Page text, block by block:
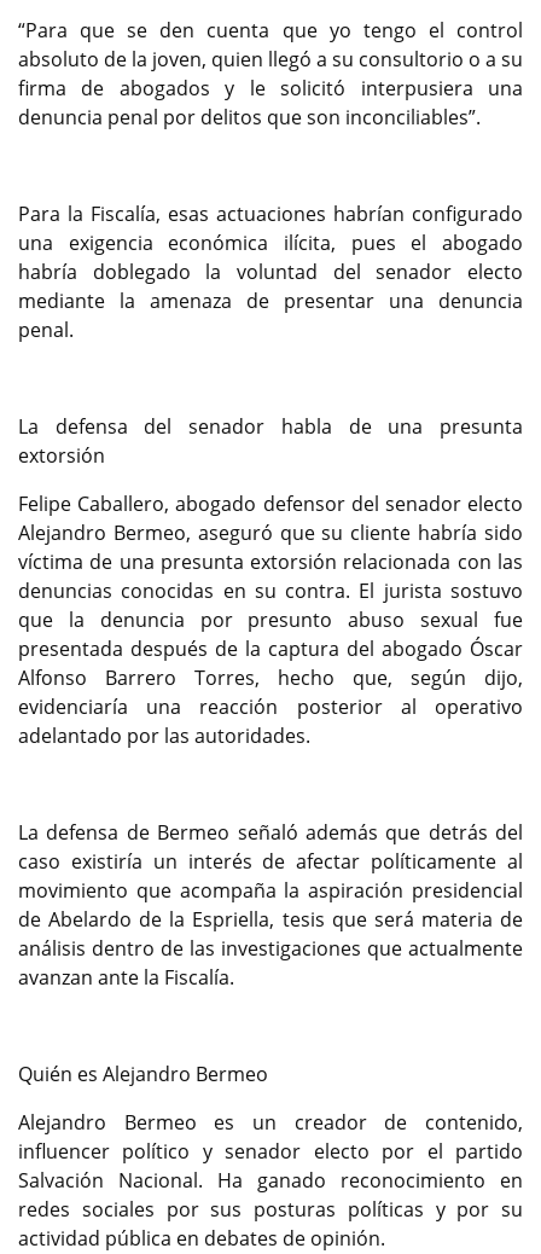
“Para que se den cuenta que yo tengo el control
absoluto de la joven, quien llegó a su consultorio o a su
firma de abogados y le solicitó interpusiera una
denuncia penal por delitos que son inconciliables”.
Para la Fiscalía, esas actuaciones habrían configurado
una exigencia económica ilícita, pues el abogado
habría doblegado la voluntad del senador electo
mediante la amenaza de presentar una denuncia
penal.
La defensa del senador habla de una presunta
extorsión
Felipe Caballero, abogado defensor del senador electo
Alejandro Bermeo, aseguró que su cliente habría sido
víctima de una presunta extorsión relacionada con las
denuncias conocidas en su contra. El jurista sostuvo
que la denuncia por presunto abuso sexual fue
presentada después de la captura del abogado Óscar
Alfonso Barrero Torres, hecho que, según dijo,
evidenciaría una reacción posterior al operativo
adelantado por las autoridades.
La defensa de Bermeo señaló además que detrás del
caso existiría un interés de afectar políticamente al
movimiento que acompaña la aspiración presidencial
de Abelardo de la Espriella, tesis que será materia de
análisis dentro de las investigaciones que actualmente
avanzan ante la Fiscalía.
Quién es Alejandro Bermeo
Alejandro Bermeo es un creador de contenido,
influencer político y senador electo por el partido
Salvación Nacional. Ha ganado reconocimiento en
redes sociales por sus posturas políticas y por su
actividad pública en debates de opinión.